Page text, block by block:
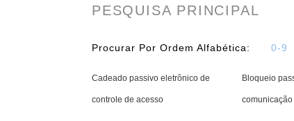
PESQUISA PRINCIPAL
Procurar Por Ordem Alfabética: 0-9
Cadeado passivo eletrônico de
controle de acesso
Bloqueio